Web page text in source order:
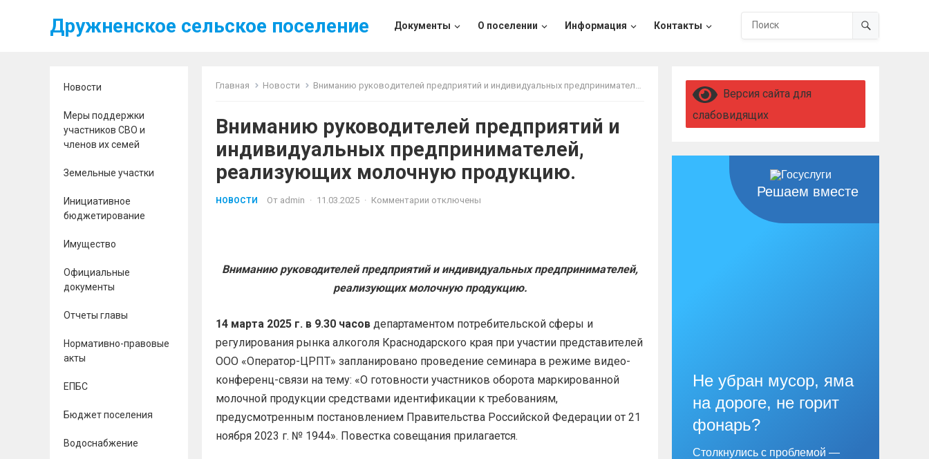
Дружненское сельское поселение Документы О поселении Информация Контакты
Новости
Меры поддержки
участников СВО и
членов их семей
Земельные участки
Инициативное
бюджетирование
Имущество
Официальные
документы
Отчеты главы
Нормативно-правовые
акты
ЕПБС
Бюджет поселения
Водоснабжение
Главная Новости Вниманию руководителей предприятий и индивидуальных предпринимателей, реализующих молочную продукцию.
Вниманию руководителей предприятий и
индивидуальных предпринимателей,
реализующих молочную продукцию.
НОВОСТИ От admin · 11.03.2025 · Комментарии отключены
Вниманию руководителей предприятий и индивидуальных предпринимателей,
реализующих молочную продукцию.
14 марта 2025 г. в 9.30 часов департаментом потребительской сферы и
регулирования рынка алкоголя Краснодарского края при участии представителей
ООО «Оператор-ЦРПТ» запланировано проведение семинара в режиме видео-
конференц-связи на тему: «О готовности участников оборота маркированной
молочной продукции средствами идентификации к требованиям,
предусмотренным постановлением Правительства Российской Федерации от 21
ноября 2023 г. № 1944». Повестка совещания прилагается.
Версия сайта для
слабовидящих
Решаем вместе
Не убран мусор, яма
на дороге, не горит
фонарь?
Столкнулись с проблемой —